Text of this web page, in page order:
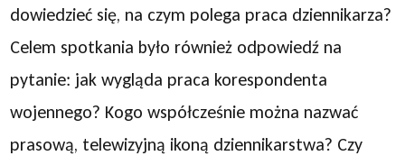
dowiedzieć się, na czym polega praca dziennikarza?
Celem spotkania było również odpowiedź na
pytanie: jak wygląda praca korespondenta
wojennego? Kogo współcześnie można nazwać
prasową, telewizyjną ikoną dziennikarstwa? Czy